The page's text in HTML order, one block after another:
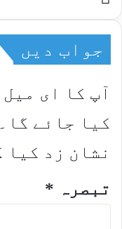
جواب دیں
آپ کا ای
کیا جائے گا۔
نشان زد کیا
تبصرہ *